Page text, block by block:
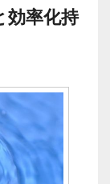
効率化持